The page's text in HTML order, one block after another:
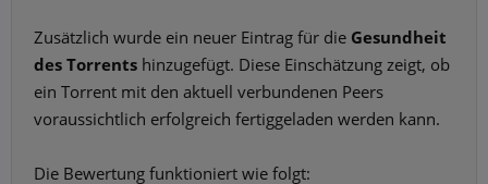
Zusätzlich wurde ein neuer Eintrag für die Gesundheit
des Torrents hinzugefügt. Diese Einschätzung zeigt, ob
ein Torrent mit den aktuell verbundenen Peers
voraussichtlich erfolgreich fertiggeladen werden kann.
Die Bewertung funktioniert wie folgt: